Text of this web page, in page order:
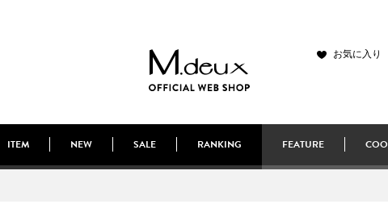
お気に入り
ITEM NEW SALE RANKING FEATURE